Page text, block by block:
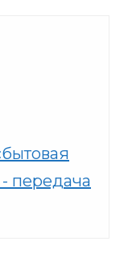
передача